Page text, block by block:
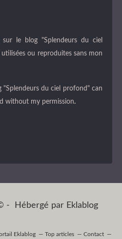
le blog "Splendeurs du ciel
ou reproduites sans mon
du ciel profond" can
without my permission.
- Hébergé par Eklablog
Eklablog Top articles Contact